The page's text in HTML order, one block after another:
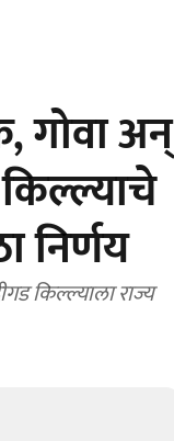
गोवा अन्
निर्णय
किल्ल्याला राज्य